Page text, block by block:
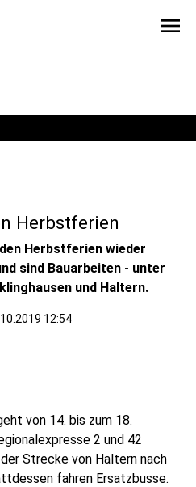
menu
Herbstferien
Herbstferien wieder
sind Bauarbeiten - unter
und Haltern.
12:54
von 14. bis zum 18.
2 und 42
Strecke von Haltern nach
fahren Ersatzbusse.